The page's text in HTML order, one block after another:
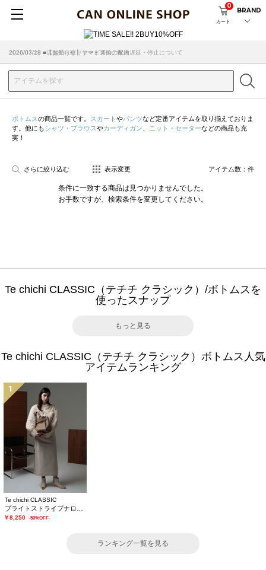
カート
0
BRAND
2026/07/29 ■【お知らせ】ヤマト運輸の配送遅延・停止について
2026/03/18 ■店舗受け取りサービスのご案内
ボトムスの商品一覧です。 スカート やパンツなど定番アイテムを取り揃えておりま
す。他にもシャツ・ブラウスやカーディガン ニット・セーターなどの商品も充
実！
さらに絞り込む 表示変更 アイテム数： 件
条件に一致する商品は見つかりませんでした。
お手数ですが、検索条件を変更してください。
Te chichi CLASSIC（テチチ クラシック）/ボトムスを
使ったスナップ
もっと見る
Te chichi CLASSIC（テチチ クラシック）ボトムス人気
アイテムランキング
1
Te chichi CLASSIC
￥8,250 -50%OFF-
ランキング一覧を見る